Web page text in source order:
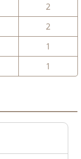
2
2
1
1